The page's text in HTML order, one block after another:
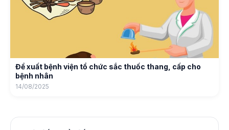
Đề xuất bệnh viện tổ chức sắc thuốc thang, cấp cho
bệnh nhân
14/08/2025